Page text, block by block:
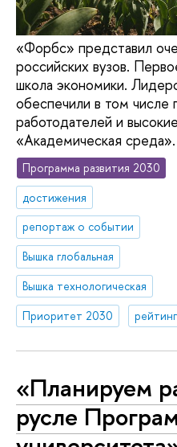
«Форбс» представил
российских вузов.
школа экономики.
обеспечили в том
работодателей и
«Академическая среда».
Программа развития 2030
достижения
репортаж о событии
Вышка глобальная
Вышка технологическая
Приоритет 2030
«Планируем
русле